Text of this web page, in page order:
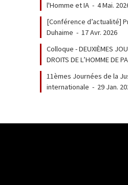
l'Homme et IA -4 Mai.
[Conférence d’actualité]
Duhaime -17 Avr. 2026
Colloque - DEUXIÈMES
DROITS DE L’HOMME DE
11èmes Journées de la
internationale - 29 Jan.